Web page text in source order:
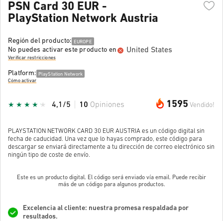
PSN Card 30 EUR -
PlayStation Network Austria
Región del producto: EUROPE
No puedes activar este producto en United States
Verificar restricciones
Platform: PlayStation Network
Cómo activar
1595 Vendido!
4,1/5 10 Opiniones
PLAYSTATION NETWORK CARD 30 EUR AUSTRIA es un código digital sin
fecha de caducidad. Una vez que lo hayas comprado, este código para
descargar se enviará directamente a tu dirección de correo electrónico sin
ningún tipo de coste de envío.
Este es un producto digital. El código será enviado vía email. Puede recibir
más de un código para algunos productos.
Excelencia al cliente: nuestra promesa respaldada por
resultados.